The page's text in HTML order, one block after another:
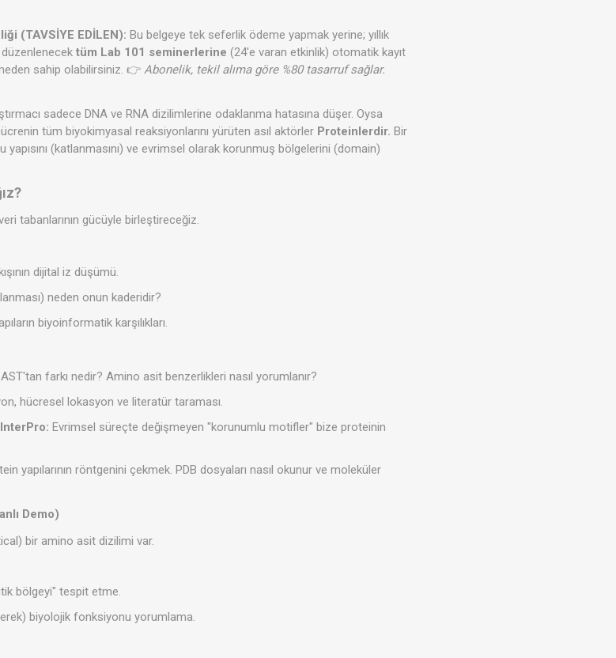
(TAVSİYE EDİLEN): Bu belgeye tek seferlik ödeme yapmak yerine; yıllık
düzenlenecektüm Lab 101 seminerlerine (24'e varan etkinlik) otomatik kayıt
sahip olabilirsiniz. 👉Abonelik, tekil alıma göre %80 tasarruf sağlar.
sadece DNA ve RNA dizilimlerine odaklanma hatasına düşer. Oysa
tüm biyokimyasal reaksiyonlarını yürüten asıl aktörler Proteinlerdir. Bir
(katlanmasını) ve evrimsel olarak korunmuş bölgelerini (domain)
tabanlarının gücüyle birleştireceğiz.
dijital iz düşümü.
neden onun kaderidir?
biyoinformatik karşılıkları.
farkı nedir? Amino asit benzerlikleri nasıl yorumlanır?
hücresel lokasyon ve literatür taraması.
Evrimsel süreçte değişmeyen "korunumlu motifler" bize proteinin
yapılarının röntgenini çekmek. PDB dosyaları nasıl okunur ve moleküler
Demo)
bir amino asit dizilimi var.
bölgeyi" tespit etme.
biyolojik fonksiyonu yorumlama.